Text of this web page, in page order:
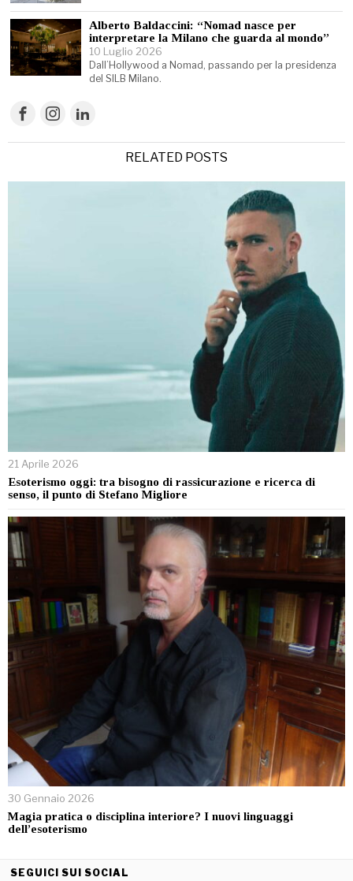
Alberto Baldaccini: “Nomad nasce per
interpretare la Milano che guarda al mondo”
10 Luglio 2026
Dall’Hollywood a Nomad, passando per la presidenza
del SILB Milano.
RELATED POSTS
21 Aprile 2026
Esoterismo oggi: tra bisogno di rassicurazione e ricerca di
senso, il punto di Stefano Migliore
30 Gennaio 2026
Magia pratica o disciplina interiore? I nuovi linguaggi
dell’esoterismo
SEGUICI SUI SOCIAL